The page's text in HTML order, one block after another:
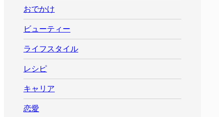
おでかけ
ビューティー
ライフスタイル
レシピ
キャリア
恋愛